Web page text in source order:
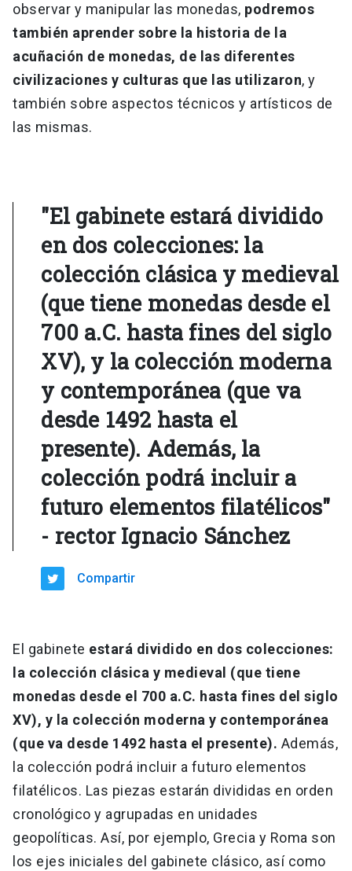
observar y manipular las monedas, podremos
también aprender sobre la historia de la
acuñación de monedas, de las diferentes
civilizaciones y culturas que las utilizaron, y
también sobre aspectos técnicos y artísticos de
las mismas.
"El gabinete estará dividido
en dos colecciones: la
colección clásica y medieval
(que tiene monedas desde el
700 a.C. hasta fines del siglo
XV), y la colección moderna
y contemporánea (que va
desde 1492 hasta el
presente). Además, la
colección podrá incluir a
futuro elementos filatélicos"
- rector Ignacio Sánchez
Compartir
El gabinete estará dividido en dos colecciones:
la colección clásica y medieval (que tiene
monedas desde el 700 a.C. hasta fines del siglo
XV), y la colección moderna y contemporánea
(que va desde 1492 hasta el presente). Además,
la colección podrá incluir a futuro elementos
filatélicos. Las piezas estarán divididas en orden
cronológico y agrupadas en unidades
geopolíticas. Así, por ejemplo, Grecia y Roma son
los ejes iniciales del gabinete clásico, así como